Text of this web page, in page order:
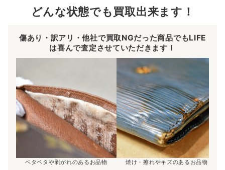
どんな状態でも買取出来ます！
傷あり・訳アリ・他社で買取NGだった商品でもLIFE
は喜んで査定させていただきます！
ベタベタや剥がれのあるお品物 焼け・擦れやキズのあるお品物